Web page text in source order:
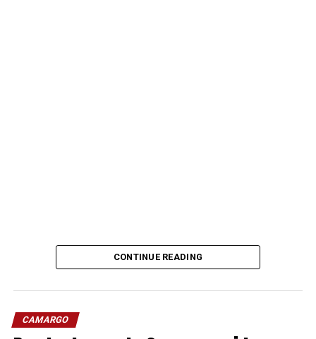
CONTINUE READING
CAMARGO